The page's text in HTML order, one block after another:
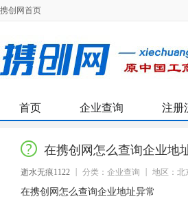
携创网首页
首页 企业查询 注册
在携创网怎么查询企业地
逝水无痕1122 分类：企业查询 地区：北
在携创网怎么查询企业地址异常